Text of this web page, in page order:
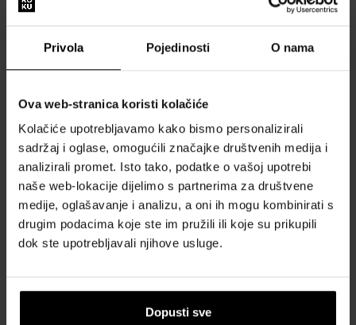
Privola Pojedinosti O nama
Ova web-stranica koristi kolačiće
Kolačiće upotrebljavamo kako bismo personalizirali
sadržaj i oglase, omogućili značajke društvenih medija i
analizirali promet. Isto tako, podatke o vašoj upotrebi
naše web-lokacije dijelimo s partnerima za društvene
medije, oglašavanje i analizu, a oni ih mogu kombinirati s
drugim podacima koje ste im pružili ili koje su prikupili
dok ste upotrebljavali njihove usluge.
Dopusti sve
Opći uvjeti poslovanja
Zaštita privatnosti
Kada ću dobiti naručenu robu?
Zašto parfemi i satovi od nas?
Što je tester parfema?
Vodootpornost satova
Često postavljana pitanja
Zašto se registrirati?